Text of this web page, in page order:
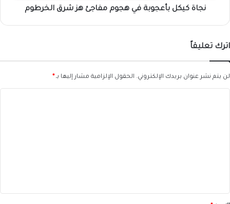
نجاة كيكل بأعجوبة في هجوم مفاجئ هز شرق الخرطوم
اترك تعليقاً
لن يتم نشر عنوان بريدك الإلكتروني. الحقول الإلزامية مشار إليها بـ*